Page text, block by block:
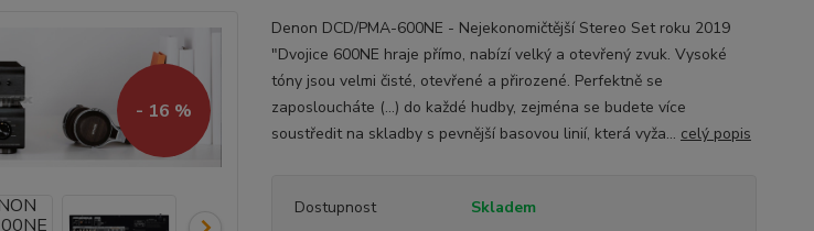
- 16 %
Denon DCD/PMA-600NE - Nejekonomičtější Stereo Set roku 2019
"Dvojice 600NE hraje přímo, nabízí velký a otevřený zvuk. Vysoké
tóny jsou velmi čisté, otevřené a přirozené. Perfektně se
zaposloucháte (…) do každé hudby, zejména se budete více
soustředit na skladby s pevnější basovou linií, která vyža... celý popis
Dostupnost
Skladem